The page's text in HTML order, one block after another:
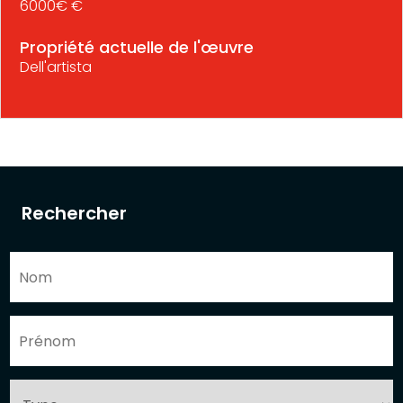
Rechercher
6000€ €
Propriété actuelle de l'œuvre
Dell'artista